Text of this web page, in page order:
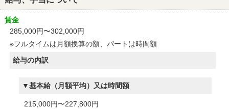
賃金
285,000円〜302,000円
※フルタイムは月額換算の額、パートは時間額
給与の内訳
基本給（月額平均）又は時間額
215,000円〜227,800円